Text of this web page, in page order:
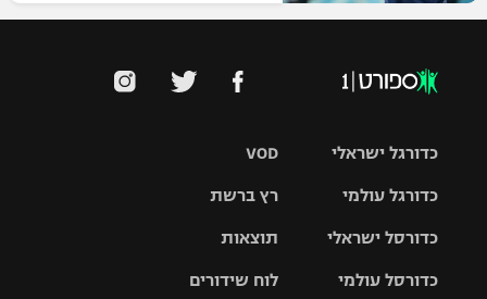
VOD
רץ ברשת
תוצאות
לוח שידורים
כדורגל ישראלי
כדורגל עולמי
האלופות
כדורסל ישראלי
כדורסל עולמי